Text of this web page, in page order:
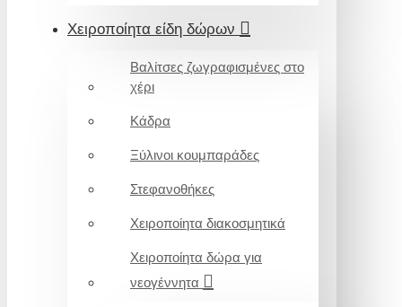
Χειροποίητα είδη δώρων
Βαλίτσες ζωγραφισμένες στο
χέρι
Κάδρα
Ξύλινοι κουμπαράδες
Στεφανοθήκες
Χειροποίητα διακοσμητικά
Χειροποίητα δώρα για
νεογέννητα